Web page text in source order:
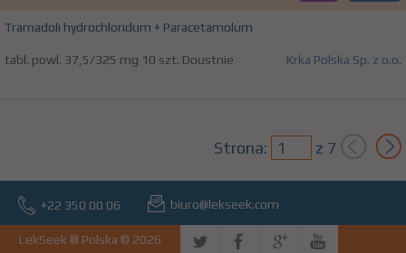
Tramadoli hydrochloridum + Paracetamolum
tabl. powl. 37,5/325 mg 10 szt. Doustnie Krka Polska Sp. z o.o.
Strona: z 7
+22 350 00 06 biuro@lekseek.com
LekSeek ® Polska © 2026